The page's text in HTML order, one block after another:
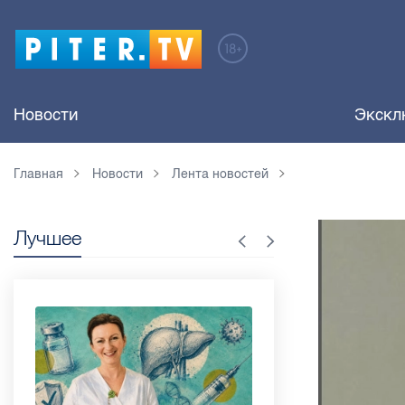
Новости
Главная Новости Лента новостей
Лучшее